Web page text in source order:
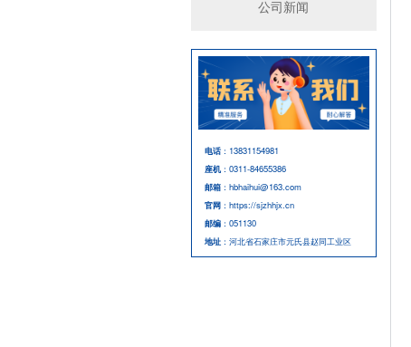
公司新闻
电话：13831154981
座机：0311-84655386
邮箱：hbhaihui@163.com
官网：https://sjzhhjx.cn
邮编：051130
地址：河北省石家庄市元氏县赵同工业区